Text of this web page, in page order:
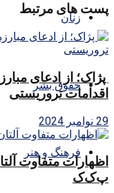
زنان
حقوق بشر
فرهنگ و هنر
پست های مرتبط
پژاک؛ از ادعای
اقدامات تروریستی
29 نوامبر 2024
اظهارات متفاوت
پ‌ک‌ک